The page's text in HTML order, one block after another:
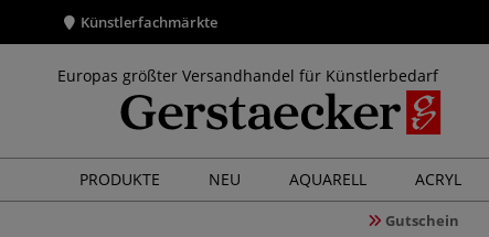
Künstlerfachmärkte
Europas größter Versandhandel für Künstlerbedarf
PRODUKTE NEU AQUARELL ACRYL
Gutschein